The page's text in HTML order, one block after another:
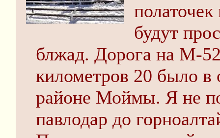
будут
блжад. Дорога на М-
километров 20 было в
районе Моймы. Я не
павлодар до